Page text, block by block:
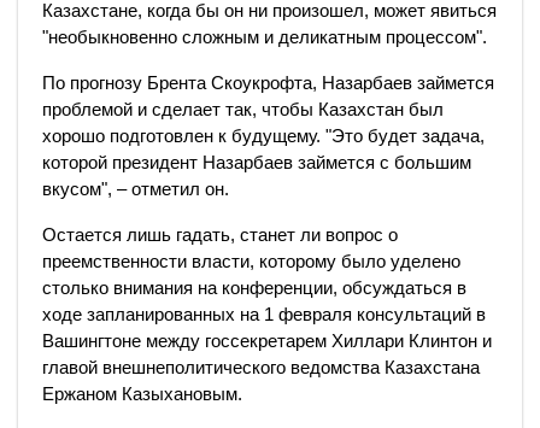
Казахстане, когда бы он ни произошел, может явиться
"необыкновенно сложным и деликатным процессом".
По прогнозу Брента Скоукрофта, Назарбаев займется
проблемой и сделает так, чтобы Казахстан был
хорошо подготовлен к будущему. "Это будет задача,
которой президент Назарбаев займется с большим
вкусом", – отметил он.
Остается лишь гадать, станет ли вопрос о
преемственности власти, которому было уделено
столько внимания на конференции, обсуждаться в
ходе запланированных на 1 февраля консультаций в
Вашингтоне между госсекретарем Хиллари Клинтон и
главой внешнеполитического ведомства Казахстана
Ержаном Казыхановым.